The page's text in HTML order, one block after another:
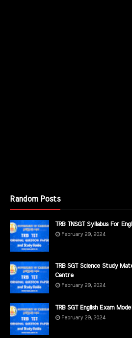
Random Posts
TRB TNSGT Syllabus For
February 29, 2024
TRB SGT Science Study
Centre
February 29, 2024
TRB SGT English Exam
February 29, 2024